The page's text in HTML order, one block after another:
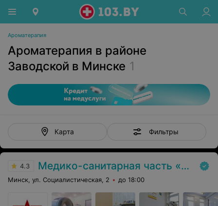
Ароматерапия
Ароматерапия в районе
Заводской в Минске 1
Карта Фильтры
4.3 Медико-санитарная часть «МАЗ»
Минск, ул. Социалистическая, 2 до 18:00